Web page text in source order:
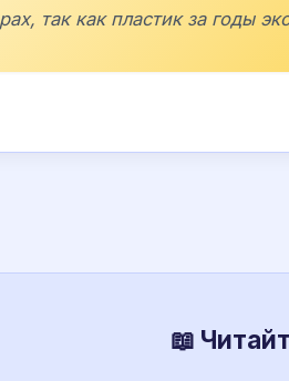
так как пластик за годы
📖